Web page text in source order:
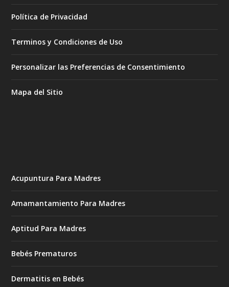
Política de Privacidad
Terminos y Condiciones de Uso
Personalizar las Preferencias de Consentimiento
Mapa del Sitio
Acupuntura Para Madres
Amamantamiento Para Madres
Aptitud Para Madres
Bebés Prematuros
Dermatitis en Bebés